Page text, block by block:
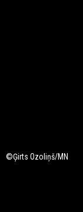
©Ģirts Ozoliņš/MN